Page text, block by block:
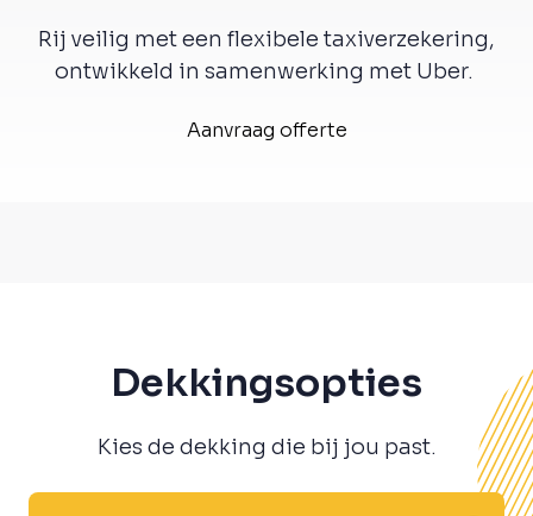
Rij veilig met een flexibele taxiverzekering,
ontwikkeld in samenwerking met Uber.
Aanvraag offerte
Dekkingsopties
Kies de dekking die bij jou past.